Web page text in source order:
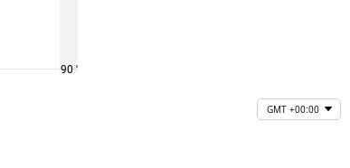
90 '
GMT +00:00